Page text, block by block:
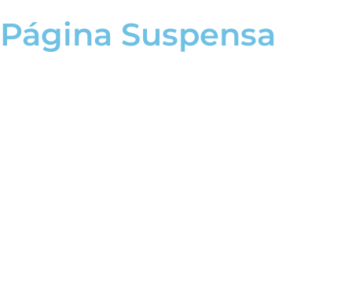
Página Suspensa